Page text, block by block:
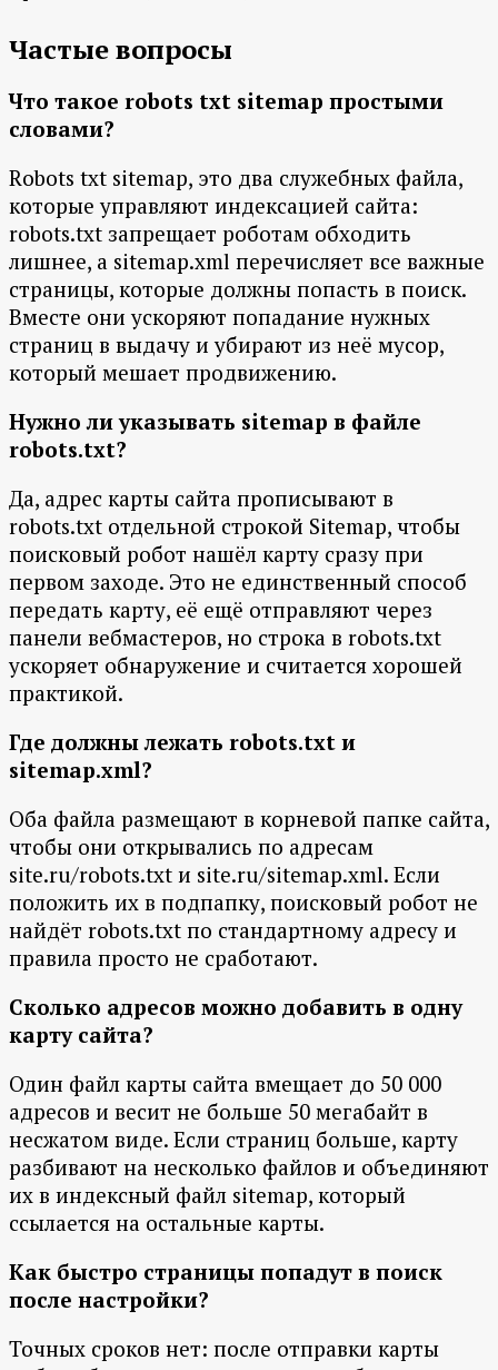
Частые вопросы
Что такое robots txt sitemap простыми
словами?
Robots txt sitemap, это два служебных файла,
которые управляют индексацией сайта:
robots.txt запрещает роботам обходить
лишнее, а sitemap.xml перечисляет все важные
страницы, которые должны попасть в поиск.
Вместе они ускоряют попадание нужных
страниц в выдачу и убирают из неё мусор,
который мешает продвижению.
Нужно ли указывать sitemap в файле
robots.txt?
Да, адрес карты сайта прописывают в
robots.txt отдельной строкой Sitemap, чтобы
поисковый робот нашёл карту сразу при
первом заходе. Это не единственный способ
передать карту, её ещё отправляют через
панели вебмастеров, но строка в robots.txt
ускоряет обнаружение и считается хорошей
практикой.
Где должны лежать robots.txt и
sitemap.xml?
Оба файла размещают в корневой папке сайта,
чтобы они открывались по адресам
site.ru/robots.txt и site.ru/sitemap.xml. Если
положить их в подпапку, поисковый робот не
найдёт robots.txt по стандартному адресу и
правила просто не сработают.
Сколько адресов можно добавить в одну
карту сайта?
Один файл карты сайта вмещает до 50 000
адресов и весит не больше 50 мегабайт в
несжатом виде. Если страниц больше, карту
разбивают на несколько файлов и объединяют
их в индексный файл sitemap, который
ссылается на остальные карты.
Как быстро страницы попадут в поиск
после настройки?
Точных сроков нет: после отправки карты